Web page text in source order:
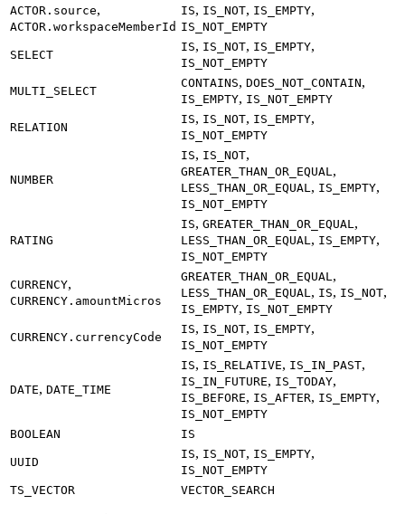
ACTOR.source,
ACTOR.workspaceMemberId
IS, IS_NOT, IS_EMPTY,
IS_NOT_EMPTY
SELECT
IS, IS_NOT, IS_EMPTY,
IS_NOT_EMPTY
MULTI_SELECT
CONTAINS, DOES_NOT_CONTAIN,
IS_EMPTY, IS_NOT_EMPTY
RELATION
IS, IS_NOT, IS_EMPTY,
IS_NOT_EMPTY
NUMBER
IS, IS_NOT,
GREATER_THAN_OR_EQUAL ,
LESS_THAN_OR_EQUAL , IS_EMPTY,
IS_NOT_EMPTY
RATING
IS, GREATER_THAN_OR_EQUAL ,
LESS_THAN_OR_EQUAL , IS_EMPTY,
IS_NOT_EMPTY
CURRENCY,
CURRENCY.amountMicros
GREATER_THAN_OR_EQUAL ,
LESS_THAN_OR_EQUAL , IS, IS_NOT,
IS_EMPTY, IS_NOT_EMPTY
CURRENCY.currencyCode
IS, IS_NOT, IS_EMPTY,
IS_NOT_EMPTY
DATE, DATE_TIME
IS, IS_RELATIVE, IS_IN_PAST,
IS_IN_FUTURE, IS_TODAY,
IS_BEFORE, IS_AFTER, IS_EMPTY,
IS_NOT_EMPTY
BOOLEAN
IS
UUID
IS, IS_NOT, IS_EMPTY,
IS_NOT_EMPTY
TS_VECTOR
VECTOR_SEARCH